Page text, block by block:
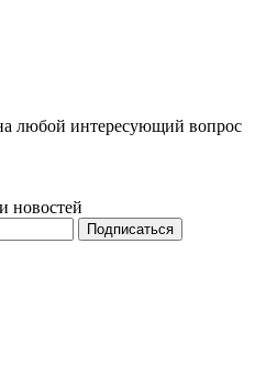
любой интересующий вопрос
новостей
Подписаться